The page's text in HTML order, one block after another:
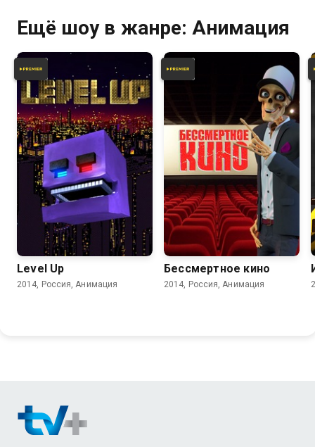
Ещё шоу в жанре: Анимация
Level Up
2014, Россия, Анимация
6.3
Бессмертное кино
2014, Россия, Анимация